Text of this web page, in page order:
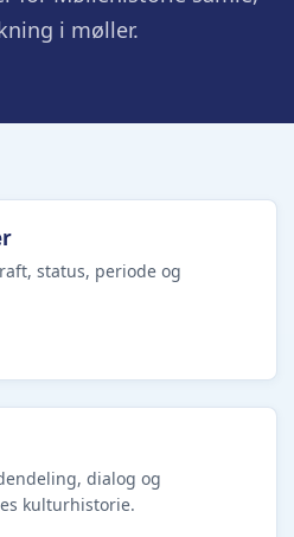
i møller.
status, periode og
dialog og
kulturhistorie.